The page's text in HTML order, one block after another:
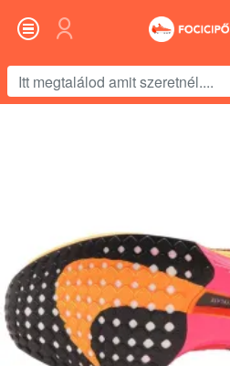
megtalálod